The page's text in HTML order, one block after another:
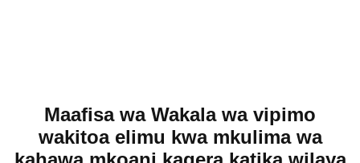
Maafisa wa Wakala wa vipimo
wakitoa elimu kwa mkulima wa